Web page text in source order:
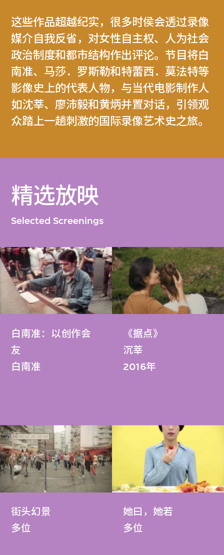
这些作品超越纪实，很多时侯会透过录像
媒介自我反省，对女性自主权、人为社会
政治制度和都市结构作出评论。节目将白
南准、马莎．罗斯勒和特蕾西．莫法特等
影像史上的代表人物，与当代电影制作人
如沈莘、廖沛毅和黄炳并置对话，引领观
众踏上一趟刺激的国际录像艺术史之旅。
精选放映
Selected Screenings
白南准：以创作会
友
白南准
《据点》
沉莘
2016年
街头幻景
多位
她曰，她若
多位